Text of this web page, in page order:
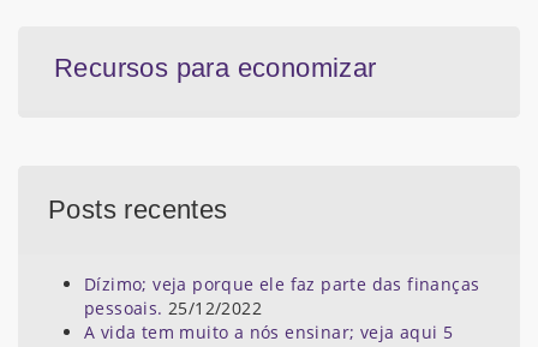
Recursos para economizar
Posts recentes
Dízimo; veja porque ele faz parte das finanças
pessoais. 25/12/2022
A vida tem muito a nós ensinar; veja aqui 5